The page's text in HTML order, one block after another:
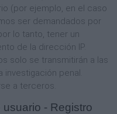
(por ejemplo, en el caso
ser demandados por
lo tanto, tener un
de la dirección IP.
solo se transmitirán a las
penal.
a terceros.
- Registro